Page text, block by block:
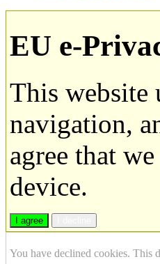
EU e-
This website
navigation,
agree that
device.
I agree
You have declined cookies. This